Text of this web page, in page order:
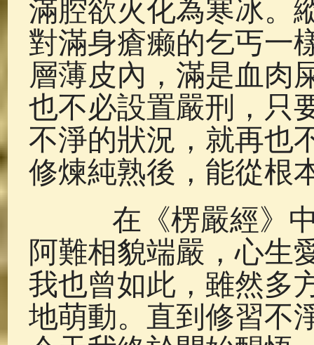
滿腔欲火化為寒冰。
對滿身瘡癞的乞丐一
層薄皮內，滿是血肉
也不必設置嚴刑，只
不淨的狀況，就再也
修煉純熟後，能從根
在《楞嚴經》中
阿難相貌端嚴，心生
我也曾如此，雖然多
地萌動。直到修習不